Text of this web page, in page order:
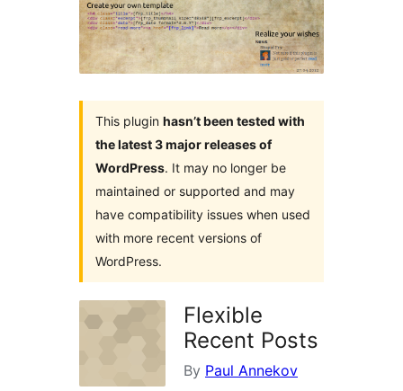
This plugin hasn’t been tested with
the latest 3 major releases of
WordPress. It may no longer be
maintained or supported and may
have compatibility issues when used
with more recent versions of
WordPress.
Flexible
Recent Posts
By Paul Annekov